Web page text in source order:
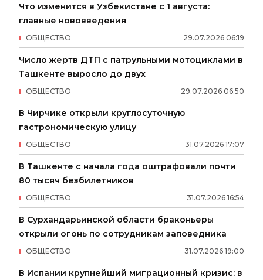
Что изменится в Узбекистане с 1 августа:
главные нововведения
29.07.2026 06:19
ОБЩЕСТВО
Число жертв ДТП с патрульными мотоциклами в
Ташкенте выросло до двух
29.07.2026 06:50
ОБЩЕСТВО
В Чирчике открыли круглосуточную
гастрономическую улицу
31.07.2026 17:07
ОБЩЕСТВО
В Ташкенте с начала года оштрафовали почти
80 тысяч безбилетников
31.07.2026 16:54
ОБЩЕСТВО
В Сурхандарьинской области браконьеры
открыли огонь по сотрудникам заповедника
31.07.2026 19:00
ОБЩЕСТВО
В Испании крупнейший миграционный кризис: в